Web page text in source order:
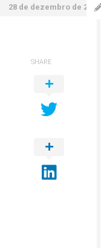
28 de dezembro de 2022
SHARE